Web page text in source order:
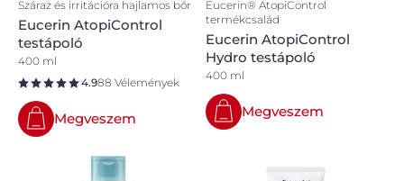
Száraz és irritációra hajlamos bőr
Eucerin AtopiControl
testápoló
400 ml
4.988 Vélemények
Megveszem
Eucerin® AtopiControl
termékcsalád
Eucerin AtopiControl
Hydro testápoló
400 ml
Megveszem